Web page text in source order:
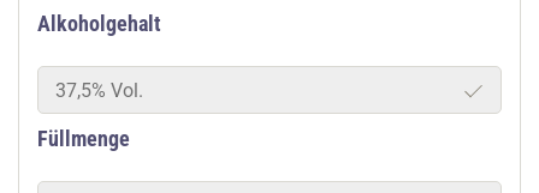
Alkoholgehalt
37,5% Vol.
Füllmenge